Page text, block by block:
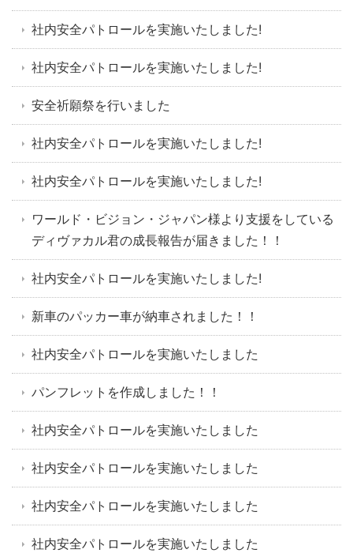
社内安全パトロールを実施いたしました!
社内安全パトロールを実施いたしました!
安全祈願祭を行いました
社内安全パトロールを実施いたしました!
社内安全パトロールを実施いたしました!
ワールド・ビジョン・ジャパン様より支援をしている
ディヴァカル君の成長報告が届きました！！
社内安全パトロールを実施いたしました!
新車のパッカー車が納車されました！！
社内安全パトロールを実施いたしました
パンフレットを作成しました！！
社内安全パトロールを実施いたしました
社内安全パトロールを実施いたしました
社内安全パトロールを実施いたしました
社内安全パトロールを実施いたしました